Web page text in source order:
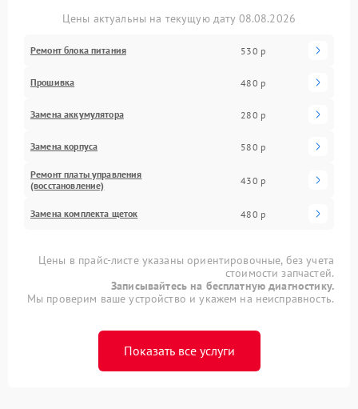
Цены актуальны на текущую дату 08.08.2026
Ремонт блока питания 530 р
Прошивка 480 р
Замена аккумулятора 280 р
Замена корпуса 580 р
Ремонт платы управления
(восстановление)
430 р
Замена комплекта щеток 480 р
Цены в прайс-листе указаны ориентировочные, без учета
стоимости запчастей.
Записывайтесь на бесплатную диагностику.
Мы проверим ваше устройство и укажем на неисправность.
Показать все услуги